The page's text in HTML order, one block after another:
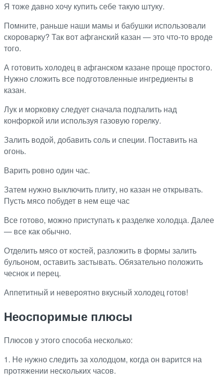
Я тоже давно хочу купить себе такую штуку.
Помните, раньше наши мамы и бабушки использовали
скороварку? Так вот афганский казан — это что-то вроде
того.
А готовить холодец в афганском казане проще простого.
Нужно сложить все подготовленные ингредиенты в
казан.
Лук и морковку следует сначала подпалить над
конфоркой или используя газовую горелку.
Залить водой, добавить соль и специи. Поставить на
огонь.
Варить ровно один час.
Затем нужно выключить плиту, но казан не открывать.
Пусть мясо побудет в нем еще час
Все готово, можно приступать к разделке холодца. Далее
— все как обычно.
Отделить мясо от костей, разложить в формы залить
бульоном, оставить застывать. Обязательно положить
чеснок и перец.
Аппетитный и невероятно вкусный холодец готов!
Неоспоримые плюсы
Плюсов у этого способа несколько:
1. Не нужно следить за холодцом, когда он варится на
протяжении нескольких часов.